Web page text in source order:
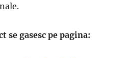
se gasesc pe pagina: